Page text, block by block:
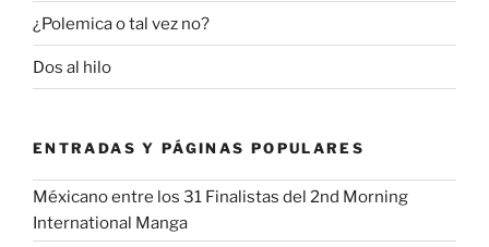
¿Polemica o tal vez no?
Dos al hilo
ENTRADAS Y PÁGINAS POPULARES
Méxicano entre los 31 Finalistas del 2nd Morning
International Manga